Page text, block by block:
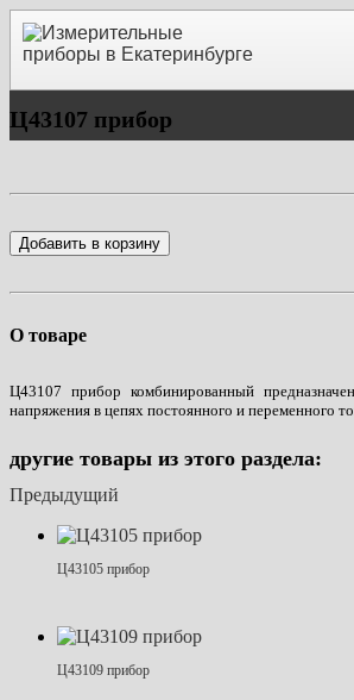
Ц43107 прибор
Добавить в корзину
О товаре
Ц43107 прибор комбинированный
напряжения в цепях постоянного и переменного
другие товары из этого раздела:
Предыдущий
Ц43105 прибор
Ц43109 прибор